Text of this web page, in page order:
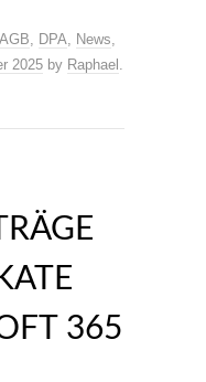
AGB, DPA, News,
2025 by Raphael .
365